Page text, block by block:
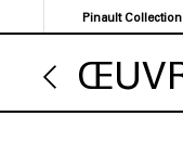
au
contenu
principal
Pinault Collection